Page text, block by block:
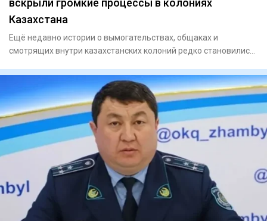
Казахстана
Ещё недавно истории о вымогательствах, общаках и
смотрящих внутри казахстанских колоний редко становились